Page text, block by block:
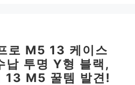
로 M5 13 케이스
납 투명 Y형 블랙,
13 M5 꿀템 발견!